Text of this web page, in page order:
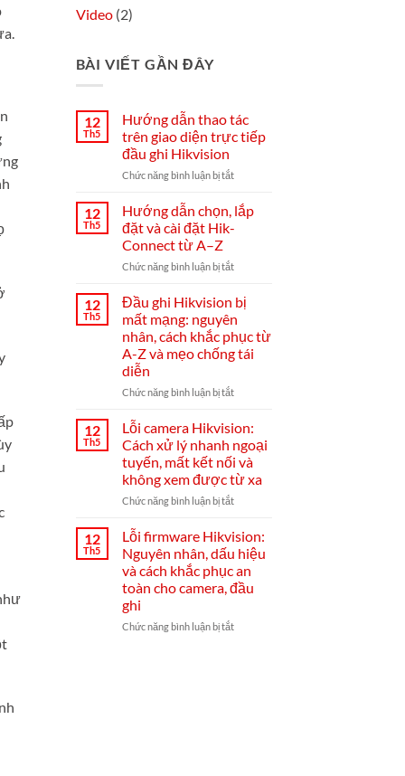
Video(2)
BÀI VIẾT GẦN ĐÂY
12
Th5
Hướng dẫn thao tác
trên giao diện trực tiếp
đầu ghi Hikvision
Chức năng bình luận bị tắtở
dẫn
thao
giao
trực
tiếp
đầu
ghi
Hikvision
12
Th5
Hướng dẫn chọn, lắp
đặt và cài đặt Hik-
Connect từ A–Z
Chức năng bình luận bị tắtở
dẫn
chọn,
lắp
đặt
và
đặt
từ
A–
Z
12
Th5
Đầu ghi Hikvision bị
mất mạng: nguyên
nhân, cách khắc phục từ
A-Z và mẹo chống tái
diễn
Chức năng bình luận bị tắtở
ghi
bị
mất
mạng:
nguyên
cách
khắc
phục
từ
A-
12
Th5
Lỗi camera Hikvision:
Cách xử lý nhanh ngoại
tuyến, mất kết nối và
không xem được từ xa
Chức năng bình luận bị tắtở
camera
Hikvision:
Cách
xử
lý
ngoại
12
Th5
Lỗi firmware Hikvision:
Nguyên nhân, dấu hiệu
và cách khắc phục an
toàn cho camera, đầu
ghi
Chức năng bình luận bị tắtở